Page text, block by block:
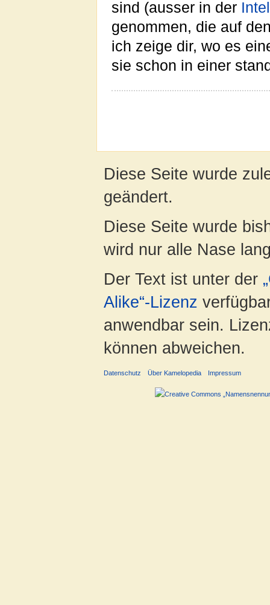
sind (ausser in der
genommen, die auf
ich zeige dir, wo es
sie schon in einer
Diese Seite wurde
geändert.
Diese Seite wurde
wird nur alle Nase
Der Text ist unter der
Alike“-Lizenz
anwendbar sein.
können abweichen.
Datenschutz Über Kamelopedia Impressum